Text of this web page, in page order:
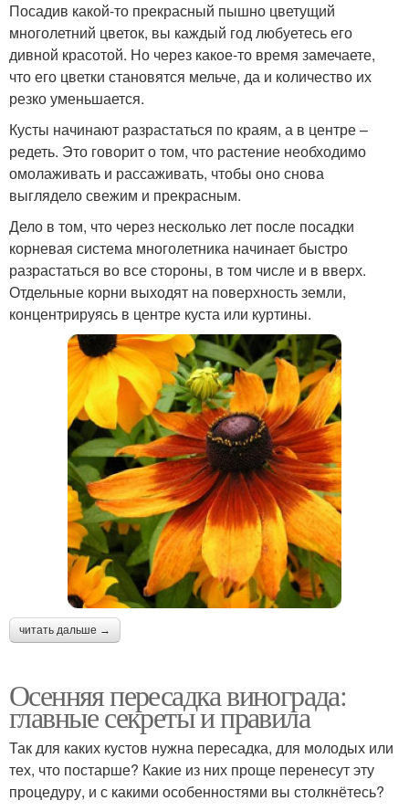
Посадив какой-то прекрасный пышно цветущий
многолетний цветок, вы каждый год любуетесь его
дивной красотой. Но через какое-то время замечаете,
что его цветки становятся мельче, да и количество их
резко уменьшается.
Кусты начинают разрастаться по краям, а в центре –
редеть. Это говорит о том, что растение необходимо
омолаживать и рассаживать, чтобы оно снова
выглядело свежим и прекрасным.
Дело в том, что через несколько лет после посадки
корневая система многолетника начинает быстро
разрастаться во все стороны, в том числе и в вверх.
Отдельные корни выходят на поверхность земли,
концентрируясь в центре куста или куртины.
читать дальше →
Осенняя пересадка винограда:
главные секреты и правила
Так для каких кустов нужна пересадка, для молодых или
тех, что постарше? Какие из них проще перенесут эту
процедуру, и с какими особенностями вы столкнётесь?